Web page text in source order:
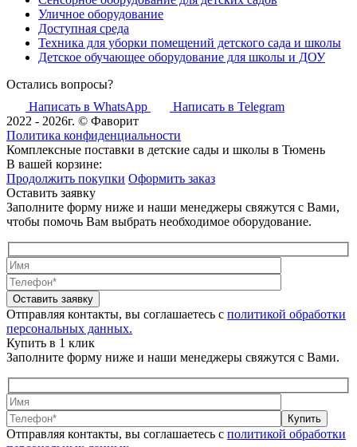
Уличное оборудование
Доступная среда
Техника для уборки помещений детского сада и школы
Детское обучающее оборудование для школы и ДОУ
Остались вопросы?
Написать в WhatsApp
Написать в Telegram
2022 - 2026г. © Фаворит
Политика конфиденциальности
Комплексные поставки в детские сады и школы в Тюмень
В вашей корзине:
Продолжить покупки Оформить заказ
Оставить заявку
Заполните форму ниже и наши менеджеры свяжутся с Вами,
чтобы помочь Вам выбрать необходимое оборудование.
Оставить заявку
Отправляя контакты, вы соглашаетесь с политикой обработки
персональных данных.
Купить в 1 клик
Заполните форму ниже и наши менеджеры свяжутся с Вами.
Купить
Отправляя контакты, вы соглашаетесь с политикой обработки